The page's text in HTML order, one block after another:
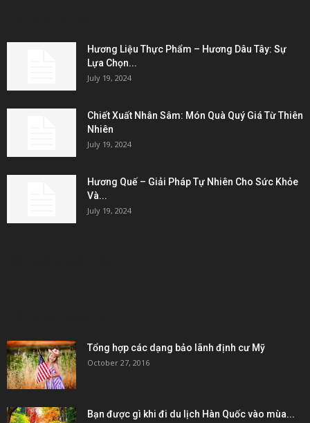
Hương Liệu Thực Phẩm – Hương Dâu Tây: Sự
Lựa Chọn...
July 19, 2024
Chiết Xuất Nhân Sâm: Món Quà Quý Giá Từ Thiên
Nhiên
July 19, 2024
Hương Quế – Giải Pháp Tự Nhiên Cho Sức Khỏe
Và...
July 19, 2024
Tổng hợp các dạng bảo lãnh định cư Mỹ
October 27, 2016
Bạn được gì khi đi du lịch Hàn Quốc vào mùa...